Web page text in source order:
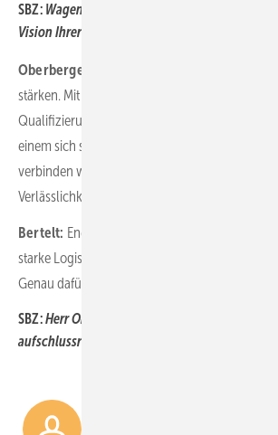
SBZ:Wagen Sie einen Blick in die Zukunft. Was
Vision Ihrer Partnerschaft?
Oberberger:
stärken. Mit praxisnahen Produkten,
Qualifizierung und echter Partnerschaft bieten
einem sich stark wandelnden Markt.
verbinden wir technologische Innovation mit
Verlässlichkeit.
Bertelt: Energieeffizienz entsteht dort, wo
starke Logistik und echte Nähe zum Handwerk
Genau dafür stehen ­Richter + Frenzel und ­eQ-3.
SBZ:Herr Oberberger, Herr Bertelt, ich danke
aufschlussreiche und spannende Gespräch.